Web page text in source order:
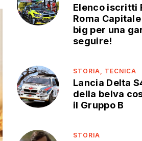
Elenco iscritti
Roma
big per una
seguire!
STORIA, TECNICA
Lancia Delta
della belva
il Gruppo B
STORIA